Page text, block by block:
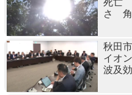
さ 角
秋田
イオ
波及